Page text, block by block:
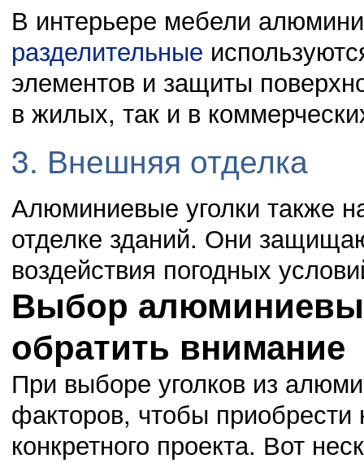
В интерьере мебели
разделительные
элементов и защиты
в жилых, так и в
3. Внешняя отделка
Алюминиевые уголки также
отделке зданий. Они
воздействия погодных
Выбор
обратить внимание
При выборе уголков из
факторов, чтобы
конкретного проекта. Вот